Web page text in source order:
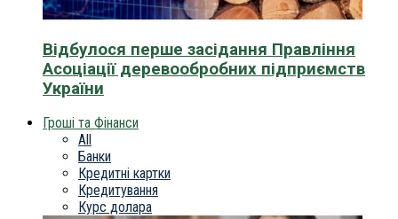
Відбулося перше засідання Правління
Асоціації деревообробних підприємств
України
Гроші та Фінанси
All
Банки
Кредитні картки
Кредитування
Курс долара